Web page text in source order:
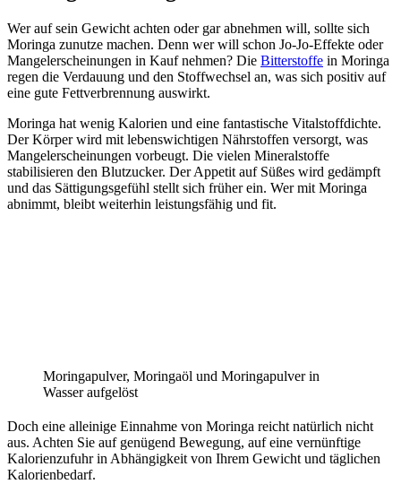
Wer auf sein Gewicht achten oder gar abnehmen will, sollte sich
Moringa zunutze machen. Denn wer will schon Jo-Jo-Effekte oder
Mangelerscheinungen in Kauf nehmen? Die Bitterstoffe in Moringa
regen die Verdauung und den Stoffwechsel an, was sich positiv auf
eine gute Fettverbrennung auswirkt.
Moringa hat wenig Kalorien und eine fantastische Vitalstoffdichte.
Der Körper wird mit lebenswichtigen Nährstoffen versorgt, was
Mangelerscheinungen vorbeugt. Die vielen Mineralstoffe
stabilisieren den Blutzucker. Der Appetit auf Süßes wird gedämpft
und das Sättigungsgefühl stellt sich früher ein. Wer mit Moringa
abnimmt, bleibt weiterhin leistungsfähig und fit.
Moringapulver, Moringaöl und Moringapulver in
Wasser aufgelöst
Doch eine alleinige Einnahme von Moringa reicht natürlich nicht
aus. Achten Sie auf genügend Bewegung, auf eine vernünftige
Kalorienzufuhr in Abhängigkeit von Ihrem Gewicht und täglichen
Kalorienbedarf.